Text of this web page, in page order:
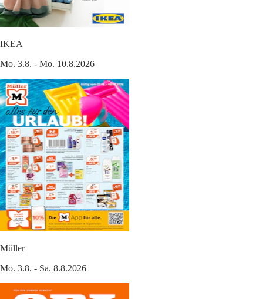
IKEA
Mo. 3.8. - Mo. 10.8.2026
Müller
Mo. 3.8. - Sa. 8.8.2026